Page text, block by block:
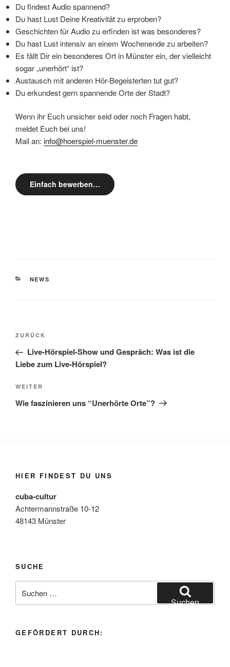
Du findest Audio spannend?
Du hast Lust Deine Kreativität zu erproben?
Geschichten für Audio zu erfinden ist was besonderes?
Du hast Lust intensiv an einem Wochenende zu arbeiten?
Es fällt Dir ein besonderes Ort in Münster ein, der vielleicht
sogar „unerhört“ ist?
Austausch mit anderen Hör-Begeisterten tut gut?
Du erkundest gern spannende Orte der Stadt?
Wenn ihr Euch unsicher seid oder noch Fragen habt,
meldet Euch bei uns!
Mail an: info@hoerspiel-muenster.de
Einfach bewerben…
KATEGORIEN
NEWS
Beitragsnavigation
Vorheriger
Beitrag
ZURÜCK
Live-Hörspiel-Show und Gespräch: Was ist die
Liebe zum Live-Hörspiel?
Nächster
Beitrag
WEITER
Wie faszinieren uns “Unerhörte Orte”?
HIER FINDEST DU UNS
cuba-cultur
Achtermannstraße 10-12
48143 Münster
SUCHE
nach:
Suchen
GEFÖRDERT DURCH: